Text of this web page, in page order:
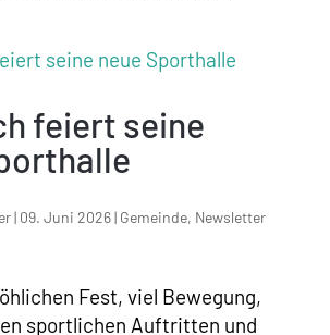
feiert seine
| 09. Juni 2026| Gemeinde, Newsletter
Fest, viel Bewegung,
sportlichen Auftritten und